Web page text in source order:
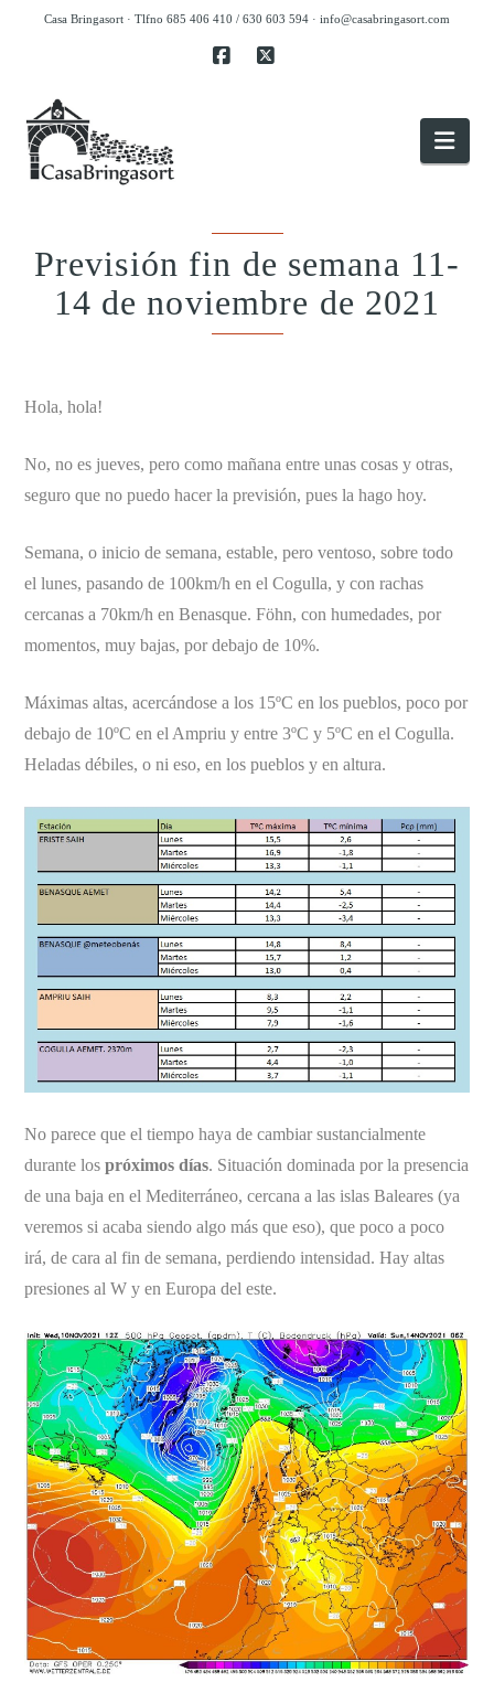
Casa Bringasort · Tlfno 685 406 410 / 630 603 594 · info@casabringasort.com
Previsión fin de semana 11-
14 de noviembre de 2021
Hola, hola!
No, no es jueves, pero como mañana entre unas cosas y otras,
seguro que no puedo hacer la previsión, pues la hago hoy.
Semana, o inicio de semana, estable, pero ventoso, sobre todo
el lunes, pasando de 100km/h en el Cogulla, y con rachas
cercanas a 70km/h en Benasque. Föhn, con humedades, por
momentos, muy bajas, por debajo de 10%.
Máximas altas, acercándose a los 15ºC en los pueblos, poco por
debajo de 10ºC en el Ampriu y entre 3ºC y 5ºC en el Cogulla.
Heladas débiles, o ni eso, en los pueblos y en altura.
No parece que el tiempo haya de cambiar sustancialmente
durante lospróximos días. Situación dominada por la presencia
de una baja en el Mediterráneo, cercana a las islas Baleares (ya
veremos si acaba siendo algo más que eso), que poco a poco
irá, de cara al fin de semana, perdiendo intensidad. Hay altas
presiones al W y en Europa del este.